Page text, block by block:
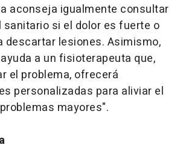
aconseja igualmente consultar
si el dolor es fuerte o
descartar lesiones. Asimismo,
a un fisioterapeuta que,
el problema, ofrecerá
personalizadas para aliviar el
mayores".